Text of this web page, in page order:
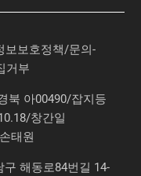
보보호정책/문의-
거부
북 아00490/잡지등
창간일
태원
해동로84번길 14-